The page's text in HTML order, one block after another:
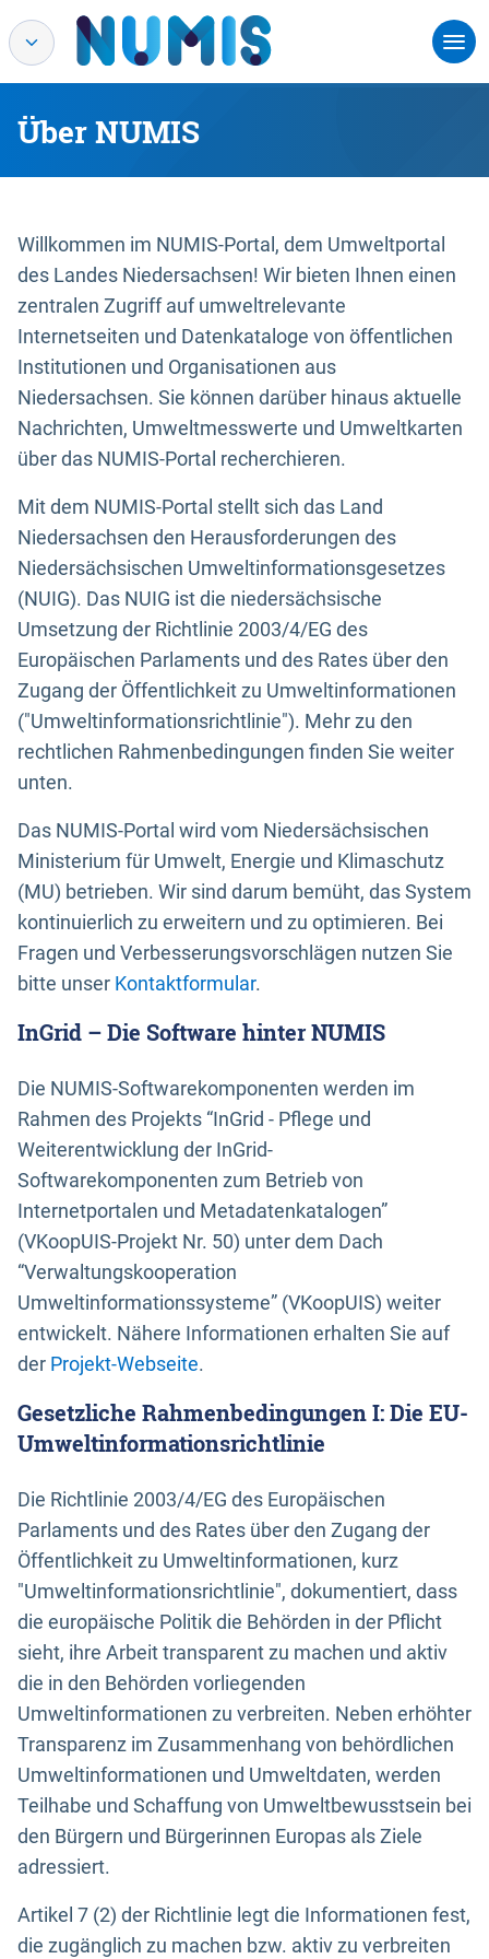
Über NUMIS
Willkommen im NUMIS-Portal, dem Umweltportal
des Landes Niedersachsen! Wir bieten Ihnen einen
zentralen Zugriff auf umweltrelevante
Internetseiten und Datenkataloge von öffentlichen
Institutionen und Organisationen aus
Niedersachsen. Sie können darüber hinaus aktuelle
Nachrichten, Umweltmesswerte und Umweltkarten
über das NUMIS-Portal recherchieren.
Mit dem NUMIS-Portal stellt sich das Land
Niedersachsen den Herausforderungen des
Niedersächsischen Umweltinformationsgesetzes
(NUIG). Das NUIG ist die niedersächsische
Umsetzung der Richtlinie 2003/4/EG des
Europäischen Parlaments und des Rates über den
Zugang der Öffentlichkeit zu Umweltinformationen
("Umweltinformationsrichtlinie"). Mehr zu den
rechtlichen Rahmenbedingungen finden Sie weiter
unten.
Das NUMIS-Portal wird vom Niedersächsischen
Ministerium für Umwelt, Energie und Klimaschutz
(MU) betrieben. Wir sind darum bemüht, das System
kontinuierlich zu erweitern und zu optimieren. Bei
Fragen und Verbesserungsvorschlägen nutzen Sie
bitte unser Kontaktformular.
InGrid – Die Software hinter NUMIS
Die NUMIS-Softwarekomponenten werden im
Rahmen des Projekts “InGrid - Pflege und
Weiterentwicklung der InGrid-
Softwarekomponenten zum Betrieb von
Internetportalen und Metadatenkatalogen”
(VKoopUIS-Projekt Nr. 50) unter dem Dach
“Verwaltungskooperation
Umweltinformationssysteme” (VKoopUIS) weiter
entwickelt. Nähere Informationen erhalten Sie auf
der Projekt-Webseite.
Gesetzliche Rahmenbedingungen I: Die EU-
Umweltinformationsrichtlinie
Die Richtlinie 2003/4/EG des Europäischen
Parlaments und des Rates über den Zugang der
Öffentlichkeit zu Umweltinformationen, kurz
"Umweltinformationsrichtlinie", dokumentiert, dass
die europäische Politik die Behörden in der Pflicht
sieht, ihre Arbeit transparent zu machen und aktiv
die in den Behörden vorliegenden
Umweltinformationen zu verbreiten. Neben erhöhter
Transparenz im Zusammenhang von behördlichen
Umweltinformationen und Umweltdaten, werden
Teilhabe und Schaffung von Umweltbewusstsein bei
den Bürgern und Bürgerinnen Europas als Ziele
adressiert.
Artikel 7 (2) der Richtlinie legt die Informationen fest,
die zugänglich zu machen bzw. aktiv zu verbreiten